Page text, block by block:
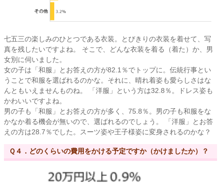
七五三の楽しみのひとつである衣装。とびきりの衣装を着せて、写
真を残したいですよね。 そこで、どんな衣装を着る（着た）か、男
女別に伺いました。
女の子は「和服」とお答えの方が82.1％でトップに。伝統行事とい
うことで和服を選ばれるのかな。それに、晴れ着姿も愛らしさはな
んともいえませんものね。 「洋服」という方は32.8％。ドレス姿も
かわいいですよね。
男の子も「和服」とお答えの方が多く、75.8％。男の子も和服をな
かなか着る機会が無いので、選ばれるのでしょう。 「洋服」とお答
えの方は28.7％でした。スーツ姿や王子様姿に変身されるのかな？
Ｑ４．どのくらいの費用をかける予定ですか（かけましたか）？